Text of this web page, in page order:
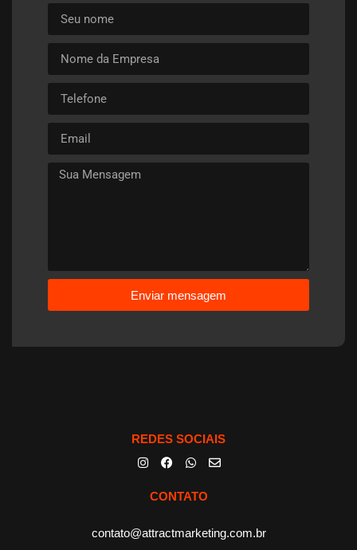
Enviar mensagem
REDES SOCIAIS
CONTATO
contato@attractmarketing.com.br